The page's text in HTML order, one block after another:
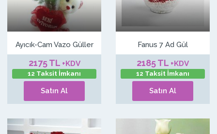
Ayıcık-Cam Vazo Güller
2175 TL +KDV
12 Taksit İmkanı
Satın Al
Fanus 7 Ad Gül
2185 TL +KDV
12 Taksit İmkanı
Satın Al